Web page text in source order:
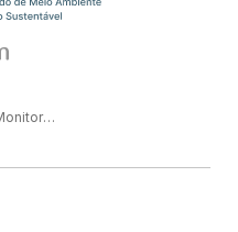
Qualidade e Monitoramento Ambiental